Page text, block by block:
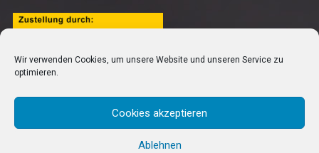
Wir verwenden Cookies, um unsere Website und unseren Service zu
optimieren.
Cookies akzeptieren
Ablehnen